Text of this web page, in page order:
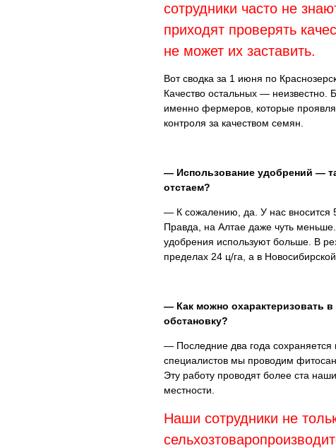
сотрудники часто не
приходят проверять
не может их заставить.
Вот сводка за 1 июня по
Качество остальных —
именно фермеров, которые
контроля за качеством семян.
— Использование удобрений —
отстаем?
— К сожалению, да. У нас вносится
Правда, на Алтае даже чуть
удобрения используют больше. В
пределах 24 ц/га, а в
— Как можно охарактеризовать
обстановку?
— Последние два года
специалистов мы проводим
Эту работу проводят более ста
местности.
Наши сотрудники не